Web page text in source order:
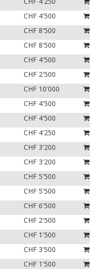
CHF 4'500
CHF 8'500
CHF 8'500
CHF 4'500
CHF 2'500
CHF 10'000
CHF 4'500
CHF 4'500
CHF 4'250
CHF 3'200
CHF 3'200
CHF 5'500
CHF 5'500
CHF 6'500
CHF 2'500
CHF 1'500
CHF 3'500
CHF 1'500